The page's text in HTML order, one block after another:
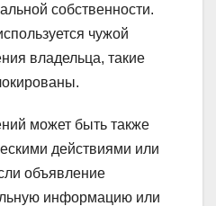
собственности.
чужой
владельца, такие
может быть также
действиями или
объявление
информацию или